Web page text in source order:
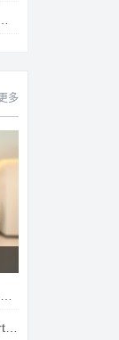
更多